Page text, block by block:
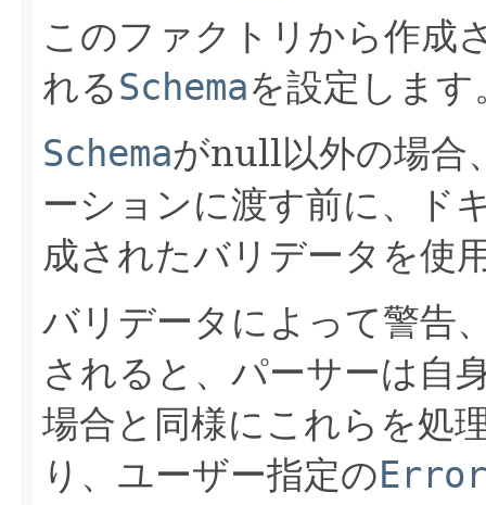
このファクトリから作成
れるSchemaを設定します
Schemaがnull以外の場合
ーションに渡す前に、ド
成されたバリデータを使
バリデータによって警告
されると、パーサーは自
場合と同様にこれらを処
り、ユーザー指定の